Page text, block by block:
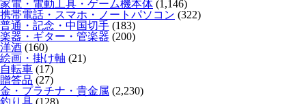
家電・電動工具・ゲーム機本体 (1,146)
携帯電話・スマホ・ノートパソコン (322)
普通・記念・中国切手 (183)
楽器・ギター・管楽器 (200)
洋酒 (160)
絵画・掛け軸 (21)
自転車 (17)
贈答品 (27)
金・プラチナ・貴金属 (2,230)
釣り具 (128)